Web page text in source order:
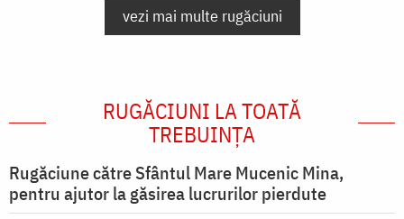
vezi mai multe rugăciuni
RUGĂCIUNI LA TOATĂ
TREBUINȚA
Rugăciune către Sfântul Mare Mucenic Mina,
pentru ajutor la găsirea lucrurilor pierdute